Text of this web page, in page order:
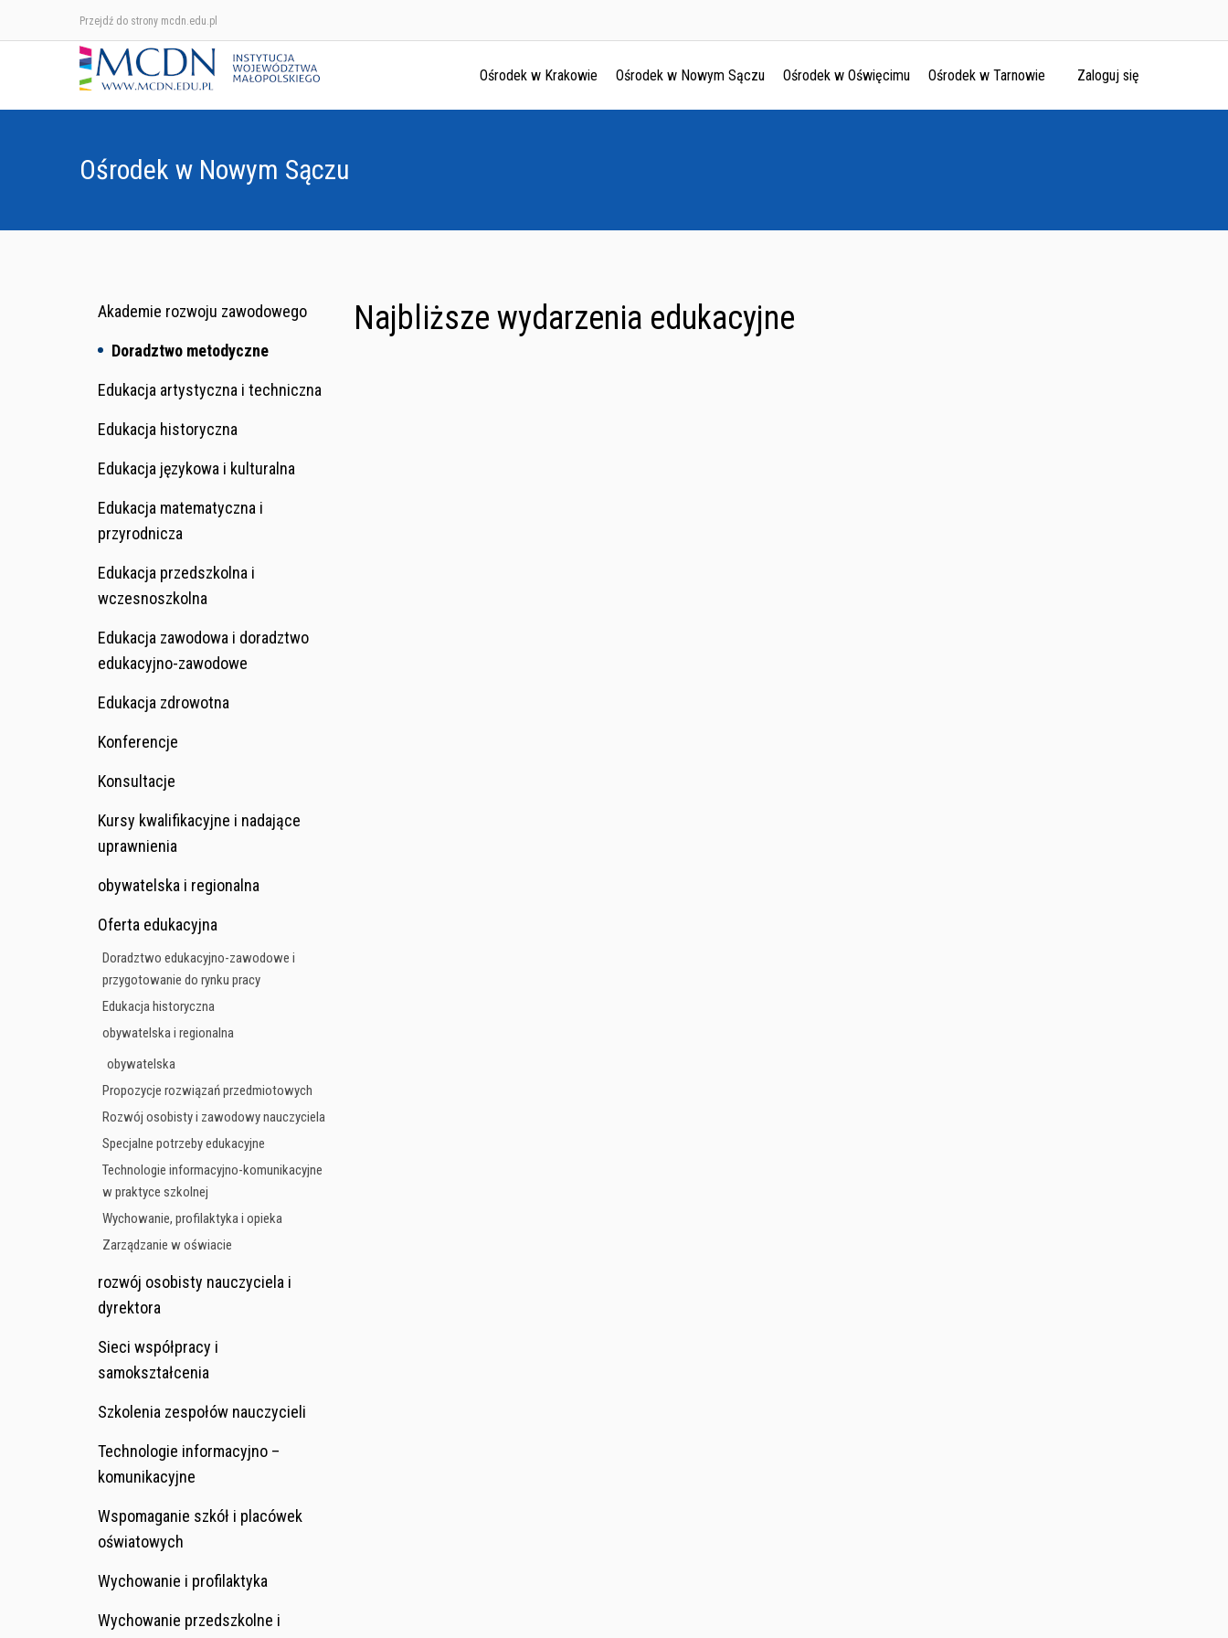
Przejdź do strony mcdn.edu.pl
Ośrodek w Krakowie Ośrodek w Nowym Sączu Ośrodek w Oświęcimu Ośrodek w Tarnowie Zaloguj się
Ośrodek w Nowym Sączu
Akademie rozwoju zawodowego
Doradztwo metodyczne
Edukacja artystyczna i techniczna
Edukacja historyczna
Edukacja językowa i kulturalna
Edukacja matematyczna i
przyrodnicza
Edukacja przedszkolna i
wczesnoszkolna
Edukacja zawodowa i doradztwo
edukacyjno-zawodowe
Edukacja zdrowotna
Konferencje
Konsultacje
Kursy kwalifikacyjne i nadające
uprawnienia
obywatelska i regionalna
Oferta edukacyjna
Doradztwo edukacyjno-zawodowe i
przygotowanie do rynku pracy
Edukacja historyczna
obywatelska i regionalna
obywatelska
Propozycje rozwiązań przedmiotowych
Rozwój osobisty i zawodowy nauczyciela
Specjalne potrzeby edukacyjne
Technologie informacyjno-komunikacyjne
w praktyce szkolnej
Wychowanie, profilaktyka i opieka
Zarządzanie w oświacie
rozwój osobisty nauczyciela i
dyrektora
Sieci współpracy i
samokształcenia
Szkolenia zespołów nauczycieli
Technologie informacyjno –
komunikacyjne
Wspomaganie szkół i placówek
oświatowych
Wychowanie i profilaktyka
Wychowanie przedszkolne i
Najbliższe wydarzenia edukacyjne
Ośrodek w Krakowie